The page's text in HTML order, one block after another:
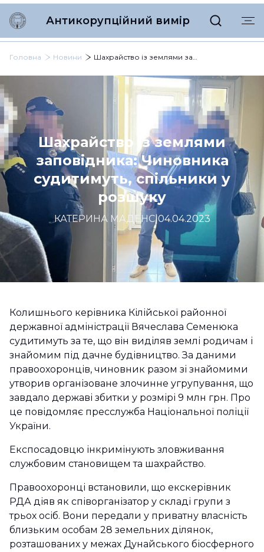
Антикорупційний вимір
Головна Новини Шахрайство із землями заповідника: Чиновника судитимуть, спільники у розшуку
Шахрайство із землями
заповідника: Чиновника
судитимуть, спільники у
розшуку
КАТЕРИНА МАДЕНС|04.04.2023
Колишнього керівника Кілійської районної
державної адміністрації Вячеслава Семенюка
судитимуть за те, що він виділяв землі родичам і
знайомим під дачне будівництво. За даними
правоохоронців, чиновник разом зі знайомими
утворив організоване злочинне угрупування, що
завдало державі збитки у розмірі 9 млн грн. Про
це повідомляє пресслужба Національної поліції
України.
Експосадовцю інкримінують зловживання
службовим становищем та шахрайство.
Правоохоронці встановили, що екскерівник
РДА діяв як співорганізатор у складі групи з
трьох осіб. Вони передали у приватну власність
близьким особам 28 земельних ділянок,
розташованих у межах Дунайського біосферного